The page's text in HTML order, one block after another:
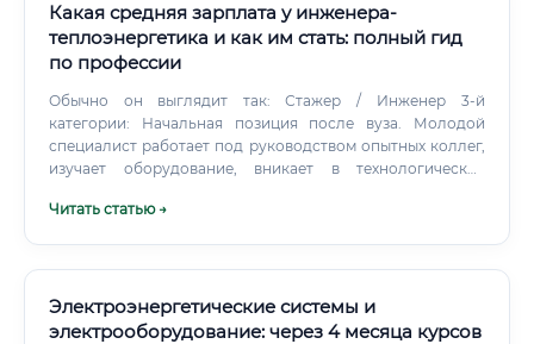
Какая средняя зарплата у инженера-
теплоэнергетика и как им стать: полный гид
по профессии
Обычно он выглядит так: Стажер / Инженер 3-й
категории: Начальная позиция после вуза. Молодой
специалист работает под руководством опытных коллег,
изучает оборудование, вникает в технологические
(обычно через 1-2 года), специалист начинает работать
Читать статью →
Электроэнергетические системы и
электрооборудование: через 4 месяца курсов